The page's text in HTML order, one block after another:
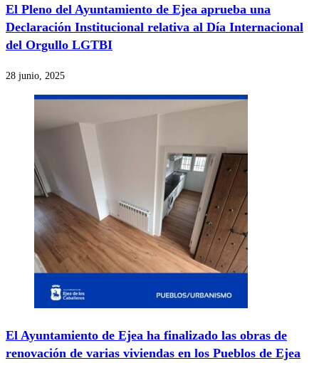
El Pleno del Ayuntamiento de Ejea aprueba una
Declaración Institucional relativa al Día Internacional
del Orgullo LGTBI
28 junio, 2025
El Ayuntamiento de Ejea ha finalizado las obras de
renovación de varias viviendas en los Pueblos de Ejea